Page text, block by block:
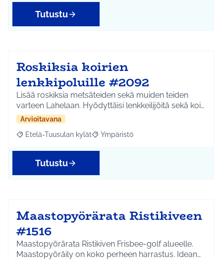
Tutustu
Roskiksia koirien
lenkkipoluille #2092
Lisää roskiksia metsäteiden sekä muiden teiden
varteen Lahelaan. Hyödyttäisi lenkkeilijöitä sekä koi…
Arvioitavana
Rajaa tulokset aihepiirin mukaan: Etelä-Tuusulan kylät
Etelä-Tuusulan kylät Rajaa tulokset teeman mukaan:
Ympäristö
Tutustu
Maastopyörärata Ristikiveen
#1516
Maastopyörärata Ristikiven Frisbee-golf alueelle.
Maastopyöräily on koko perheen harrastus. Idean…